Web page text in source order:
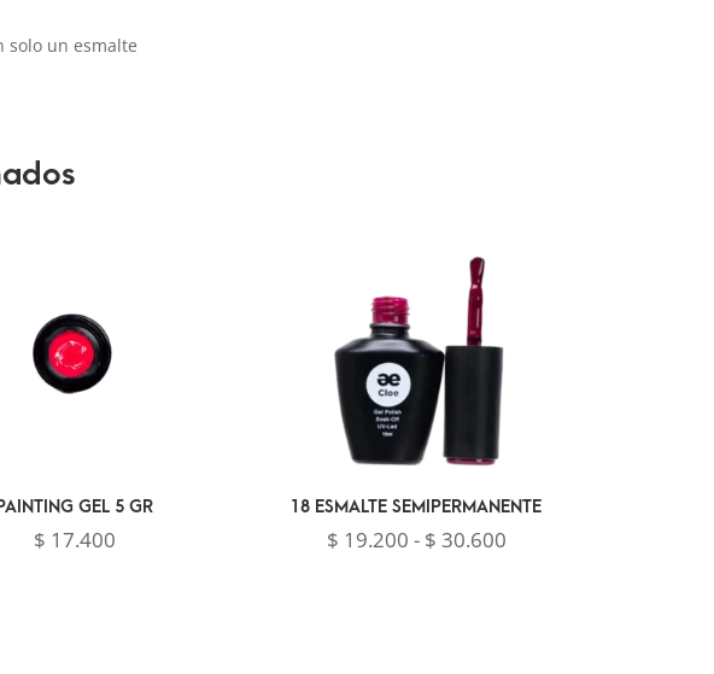
solo un esmalte
GEL 5 GR
$ 17.400
18 ESMALTE SEMIPERMANENTE
$ 19.200 - $ 30.600Rango